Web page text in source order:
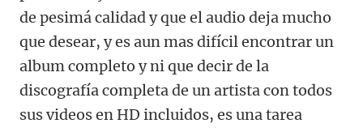
de pesimá calidad y que el audio deja mucho
que desear, y es aun mas difícil encontrar un
album completo y ni que decir de la
discografía completa de un artista con todos
sus videos en HD incluidos, es una tarea